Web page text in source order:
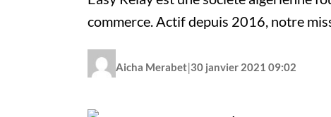
commerce. Actif depuis 2016, notre
Aicha Merabet|30 janvier 2021 09:02